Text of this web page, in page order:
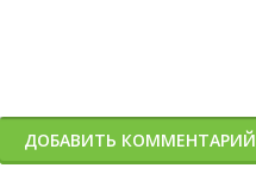
ДОБАВИТЬ КОММЕНТАРИЙ